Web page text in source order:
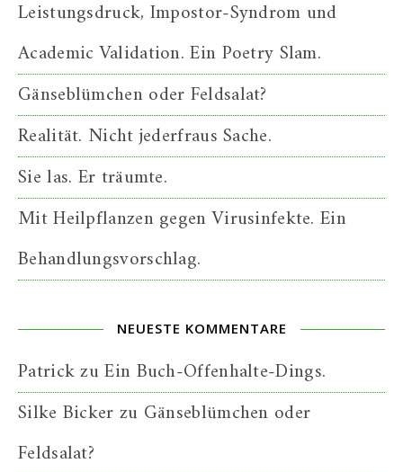
Leistungsdruck, Impostor-Syndrom und
Academic Validation. Ein Poetry Slam.
Gänseblümchen oder Feldsalat?
Realität. Nicht jederfraus Sache.
Sie las. Er träumte.
Mit Heilpflanzen gegen Virusinfekte. Ein
Behandlungsvorschlag.
NEUESTE KOMMENTARE
PatrickzuEin Buch-Offenhalte-Dings.
Silke Bickerzu Gänseblümchen oder
Feldsalat?